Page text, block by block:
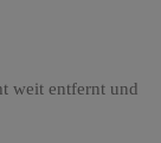
weit entfernt und